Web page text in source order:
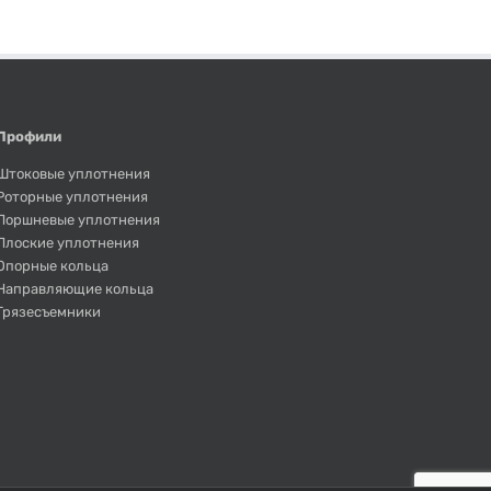
уплотнения
уплотнения
уплотнения
уплотнения
кольца
кольца